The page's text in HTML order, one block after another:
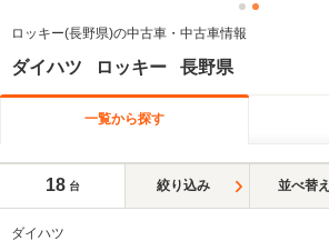
ロッキー(長野県)の中古車・中古車情報
ダイハツ ロッキー 長野県
一覧から探す
18 台 絞り込み 並べ替え
ダイハツ